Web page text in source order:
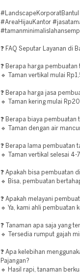
#AreaHijauKantor
❓ FAQ Seputar Layanan di
❓ Berapa harga
🔹 Taman vertikal mulai
❓ Berapa harga jasa
🔹 Taman kering mulai
❓ Berapa biaya
🔹 Taman dengan air
❓ Berapa lama pembuatan
🔹 Taman vertikal selesai 4-
❓ Apakah bisa pembuatan
🔹 Bisa, pembuatan
❓ Apakah melayani
🔹 Ya, kami ahli pembuatan
❓ Tanaman apa saja yang
🔹 Tersedia rumput gajah
❓ Apa kelebihan
Pajangan?
🔹 Hasil rapi, tanaman